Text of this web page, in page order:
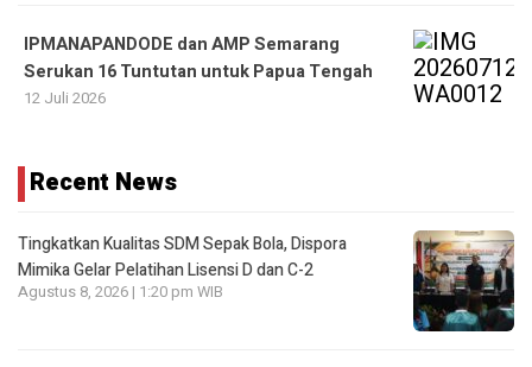
IPMANAPANDODE dan AMP Semarang
Serukan 16 Tuntutan untuk Papua Tengah
12 Juli 2026
Recent News
Tingkatkan Kualitas SDM Sepak Bola, Dispora
Mimika Gelar Pelatihan Lisensi D dan C-2
Agustus 8, 2026 | 1:20 pm WIB